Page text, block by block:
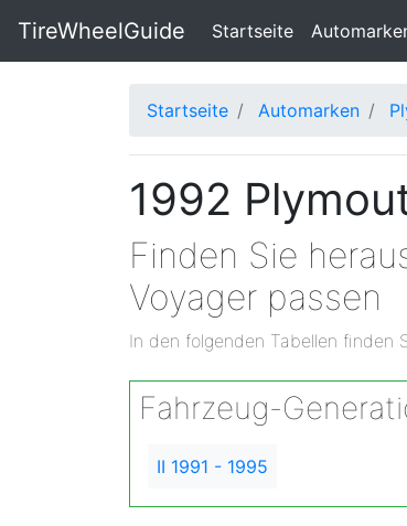
TireWheelGuide Startseite(current)
Startseite Automarken
1992
Finden Sie
Voyager passen
In den folgenden Tabellen finden
Fahrzeug-
II 1991 - 1995